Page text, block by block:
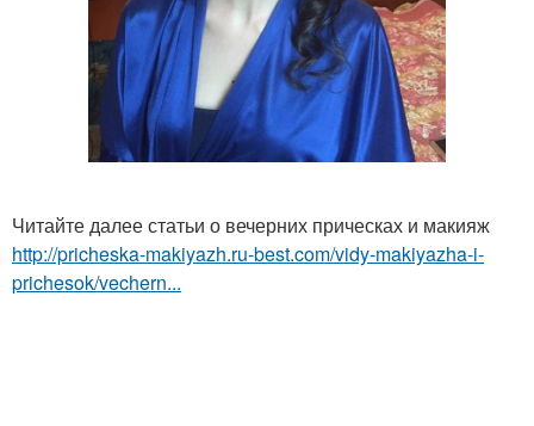
Читайте далее статьи о вечерних прическах и макияж
http://pricheska-makiyazh.ru-best.com/vidy-makiyazha-i-
prichesok/vechern...